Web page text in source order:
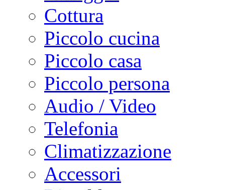
Cottura
Piccolo cucina
Piccolo casa
Piccolo persona
Audio / Video
Telefonia
Climatizzazione
Accessori